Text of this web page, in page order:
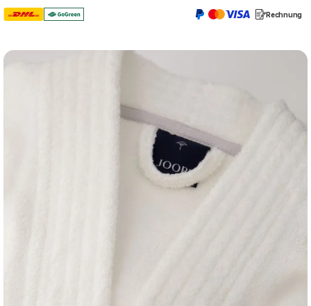
Rechnung